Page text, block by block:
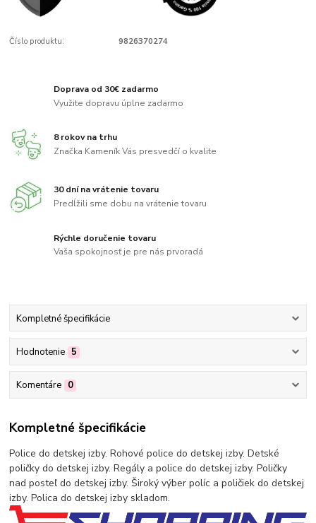
Číslo produktu: 9826370274
Doprava od 30€ zadarmo
Využite dopravu úplne zadarmo
8 rokov na trhu
Značka Kameník Vás presvedčí o kvalite
30 dní na vrátenie tovaru
Predĺžili sme dobu na vrátenie tovaru
Rýchle doručenie tovaru
Vaša spokojnosť je pre nás prvoradá
Kompletné špecifikácie
Hodnotenie 5
Komentáre 0
Kompletné špecifikácie
Police do detskej izby. Rohové police do detskej izby. Detské
poličky do detskej izby. Regály a police do detskej izby. Poličky
nad posteľ do detskej izby. Široký výber políc a poličiek do detskej
izby. Polica do detskej izby skladom.